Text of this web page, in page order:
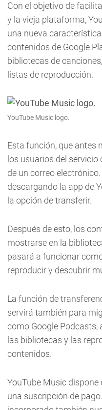
Con el objetivo de
y la vieja plataforma,
una nueva
contenidos de Google
bibliotecas de
listas de reproducción.
YouTube Music logo.
Esta función, que antes
los usuarios del
de un correo
descargando la app de
la opción de transferir.
Después de esto, los
mostrarse en la
pasará a funcionar
reproducir y descubrir
La función de
servirá también para
como Google Podcasts,
las bibliotecas y las
contenidos.
YouTube Music
una suscripción de